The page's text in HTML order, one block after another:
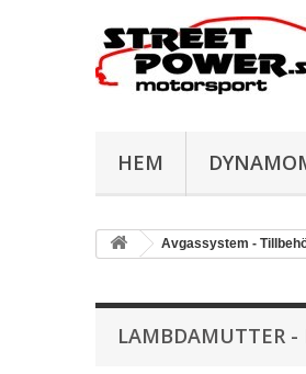
HEM
Avgassystem -
LAMBDAMUTTER -